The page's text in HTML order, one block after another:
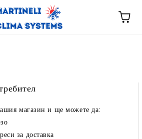
магазин и ще можете да:
за доставка